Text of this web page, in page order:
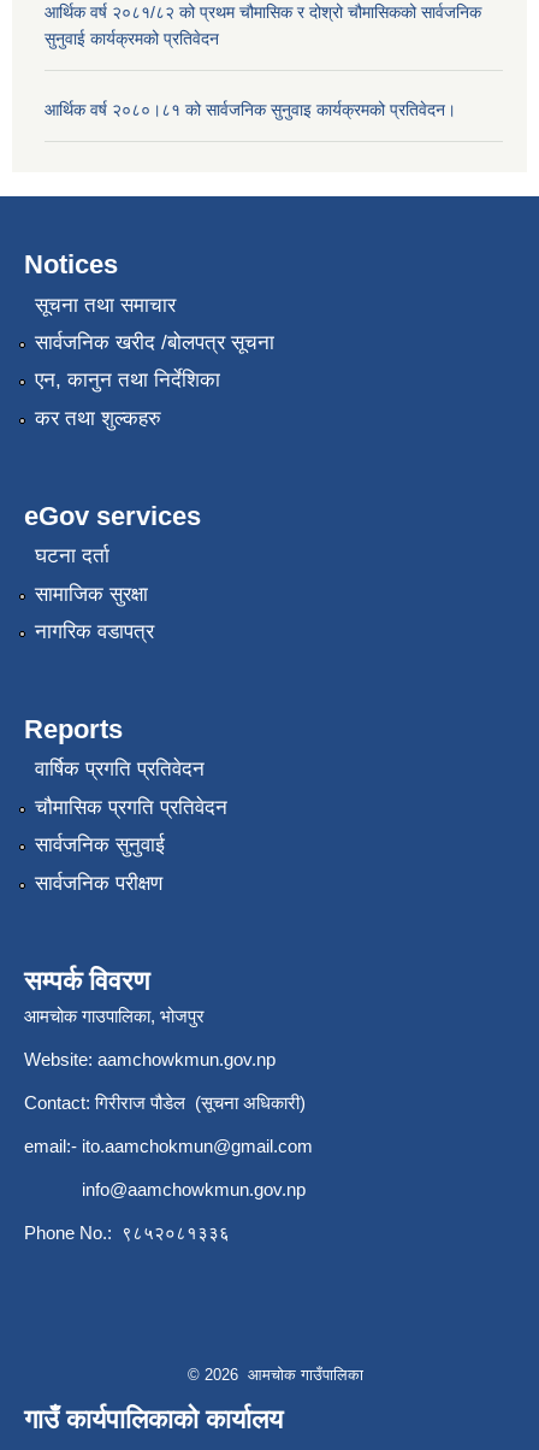
आर्थिक वर्ष २०८१/८२ को प्रथम चौमासिक र दोश्रो चौमासिकको सार्वजनिक
सुनुवाई कार्यक्रमको प्रतिवेदन
आर्थिक वर्ष २०८०।८१ को सार्वजनिक सुनुवाइ कार्यक्रमको प्रतिवेदन।
Notices
सूचना तथा समाचार
सार्वजनिक खरीद /बोलपत्र सूचना
एन, कानुन तथा निर्देशिका
कर तथा शुल्कहरु
eGov services
घटना दर्ता
सामाजिक सुरक्षा
नागरिक वडापत्र
Reports
वार्षिक प्रगति प्रतिवेदन
चौमासिक प्रगति प्रतिवेदन
सार्वजनिक सुनुवाई
सार्वजनिक परीक्षण
सम्पर्क विवरण
आमचोक गाउपालिका, भोजपुर
Website: aamchowkmun.gov.np
Contact: गिरीराज पौडेल (सूचना अधिकारी)
email:- ito.aamchokmun@gmail.com
info@aamchowkmun.gov.np
Phone No.: ९८५२०८१३३६
© 2026 आमचोक गाउँपालिका
गाउँ कार्यपालिकाको कार्यालय